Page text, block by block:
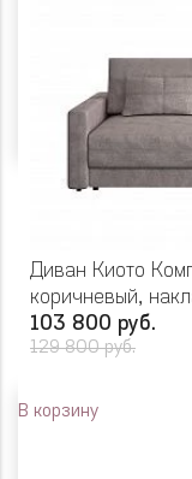
Диван Киото
коричневый,
103 800 руб.
129 800 руб.
В корзину